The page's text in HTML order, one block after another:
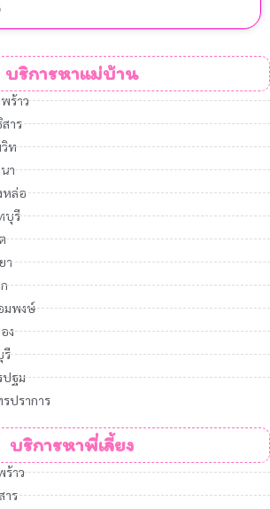
บริการหาแม่บ้าน
ร้าว
าร
ท
า
หล่อ
บุรี
า
มพงษ์
ง
รี
ปฐม
ปราการ
บริการหาพี่เลี้ยง
ร้าว
าร